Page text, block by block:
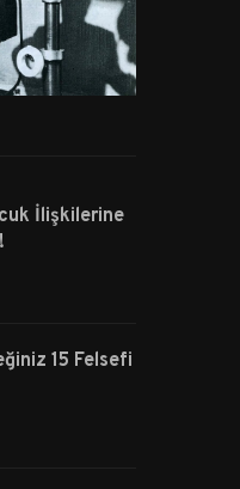
İlişkilerine
15 Felsefi